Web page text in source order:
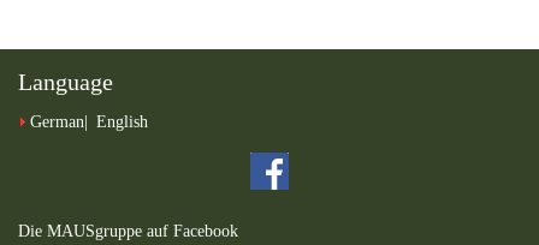
Language
German English
Die MAUSgruppe auf Facebook